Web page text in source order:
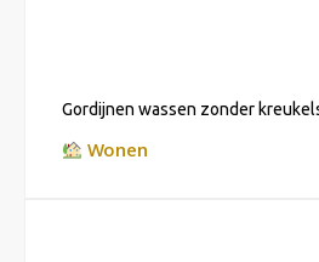
Gordijnen wassen zonder
Wonen